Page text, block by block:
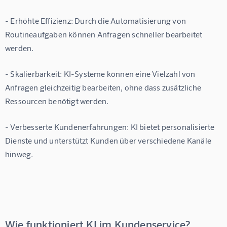
- Erhöhte Effizienz: Durch die Automatisierung von
Routineaufgaben können Anfragen schneller bearbeitet
werden.
- Skalierbarkeit: KI-Systeme können eine Vielzahl von
Anfragen gleichzeitig bearbeiten, ohne dass zusätzliche
Ressourcen benötigt werden.
- Verbesserte Kundenerfahrungen: KI bietet personalisierte
Dienste und unterstützt Kunden über verschiedene Kanäle
hinweg.
Wie funktioniert KI im Kundenservice?